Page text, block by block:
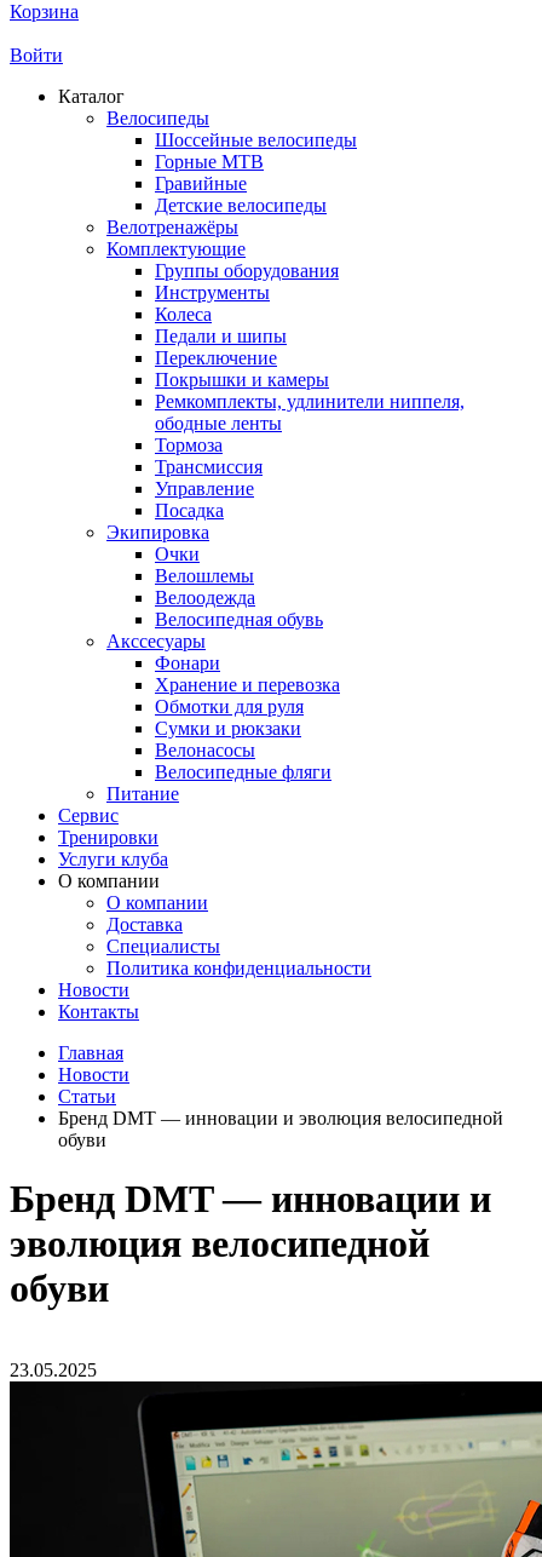
Корзина
Войти
Каталог
Велосипеды
Шоссейные велосипеды
Горные МTB
Гравийные
Детские велосипеды
Велотренажёры
Комплектующие
Группы оборудования
Инструменты
Колеса
Педали и шипы
Переключение
Покрышки и камеры
Ремкомплекты, удлинители ниппеля,
ободные ленты
Тормоза
Трансмиссия
Управление
Посадка
Экипировка
Очки
Велошлемы
Велоодежда
Велосипедная обувь
Акссесуары
Фонари
Хранение и перевозка
Обмотки для руля
Сумки и рюкзаки
Велонасосы
Велосипедные фляги
Питание
Сервис
Тренировки
Услуги клуба
О компании
О компании
Доставка
Специалисты
Политика конфиденциальности
Новости
Контакты
Главная
Новости
Статьи
Бренд DMT — инновации и эволюция велосипедной
обуви
Бренд DMT — инновации и
эволюция велосипедной
обуви
23.05.2025